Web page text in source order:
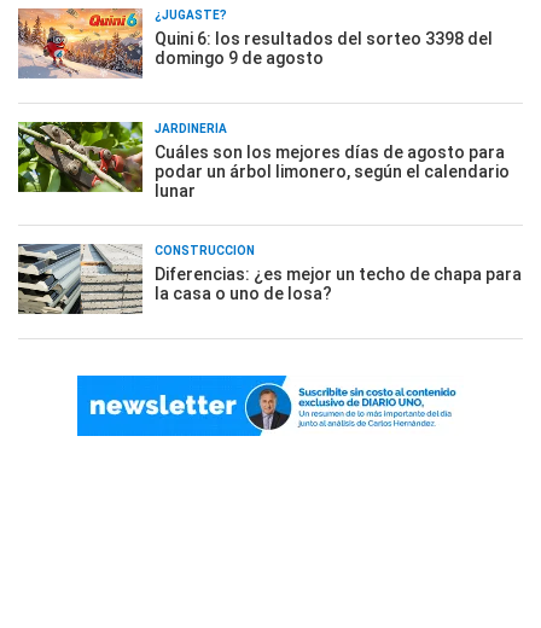
¿JUGASTE?
Quini 6: los resultados del sorteo 3398 del
domingo 9 de agosto
JARDINERÍA
Cuáles son los mejores días de agosto para
podar un árbol limonero, según el calendario
lunar
CONSTRUCCIÓN
Diferencias: ¿es mejor un techo de chapa para
la casa o uno de losa?